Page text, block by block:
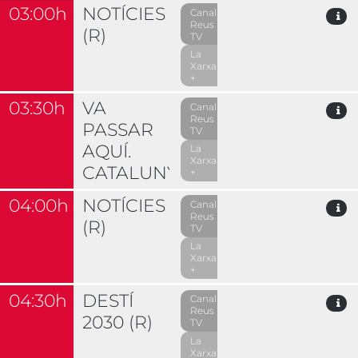
03:00h
NOTÍCIES
(R)
Canal
Reus
TV
La
Xarxa
+
03:30h
VA
PASSAR
AQUÍ.
CATALUNYA
Canal
Reus
TV
La
Xarxa
+
04:00h
NOTÍCIES
(R)
Canal
Reus
TV
La
Xarxa
+
04:30h
DESTÍ
2030 (R)
Canal
Reus
TV
La
Xarxa